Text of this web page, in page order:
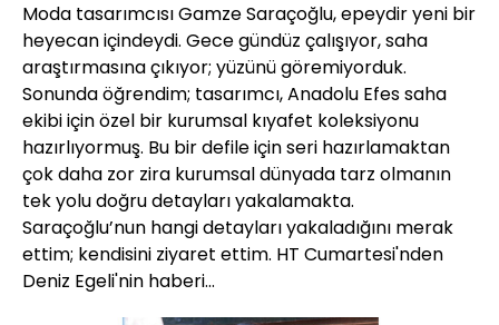
Moda tasarımcısı Gamze Saraçoğlu, epeydir yeni bir
heyecan içindeydi. Gece gündüz çalışıyor, saha
araştırmasına çıkıyor; yüzünü göremiyorduk.
Sonunda öğrendim; tasarımcı, Anadolu Efes saha
ekibi için özel bir kurumsal kıyafet koleksiyonu
hazırlıyormuş. Bu bir defile için seri hazırlamaktan
çok daha zor zira kurumsal dünyada tarz olmanın
tek yolu doğru detayları yakalamakta.
Saraçoğlu’nun hangi detayları yakaladığını merak
ettim; kendisini ziyaret ettim. HT Cumartesi'nden
Deniz Egeli'nin haberi...